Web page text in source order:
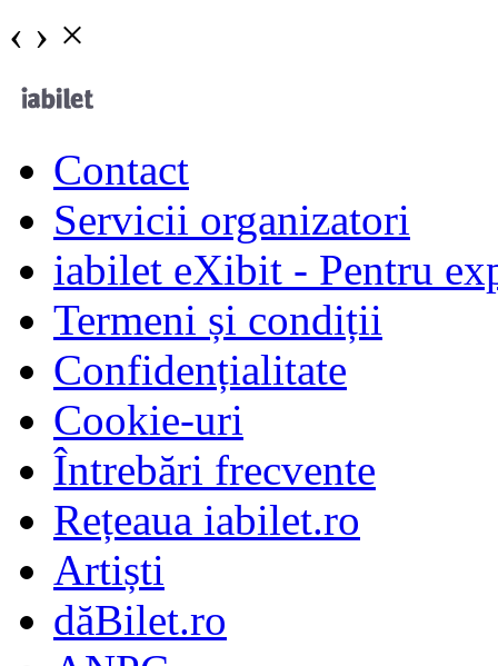
‹ › ×
Contact
Servicii organizatori
iabilet eXibit - Pentru
Termeni și condiții
Confidențialitate
Cookie-uri
Întrebări frecvente
Rețeaua iabilet.ro
Artiști
dăBilet.ro